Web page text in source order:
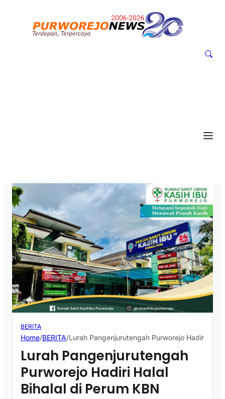
BERITA
Home/BERITA/Lurah Pangenjurutengah Purworejo Hadiri
Lurah Pangenjurutengah
Purworejo Hadiri Halal
Bihalal di Perum KBN